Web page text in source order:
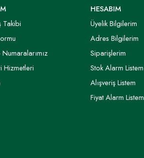
Takibi
Hizmetleri
HESABIM
Üyelik Bilgilerim
Adres Bilgilerim
Siparişlerim
Stok Alarm Listem
Alışveriş Listem
Fiyat Alarm Listem